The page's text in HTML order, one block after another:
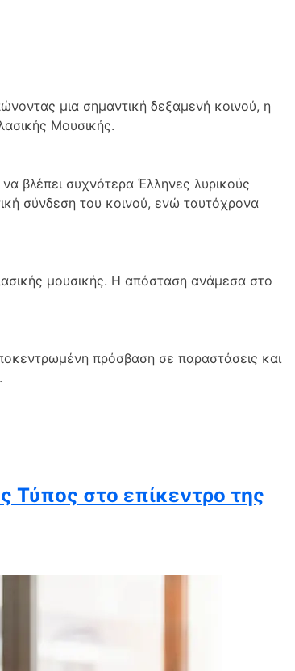
μια σημαντική δεξαμενή κοινού, η
Μουσικής.
βλέπει συχνότερα Έλληνες λυρικούς
σύνδεση του κοινού, ενώ ταυτόχρονα
μουσικής. Η απόσταση ανάμεσα στο
πρόσβαση σε παραστάσεις και
Τύπος στο επίκεντρο της